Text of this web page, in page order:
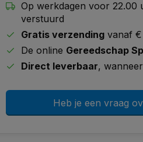
Op werkdagen voor 22.00
verstuurd
Gratis verzending vanaf €
De online Gereedschap
Direct leverbaar,
Heb je een vraag